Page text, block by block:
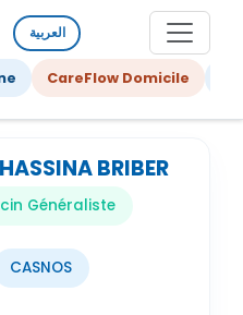
العربية
CareFlow Domicile
BRIBER
Généraliste
CASNOS